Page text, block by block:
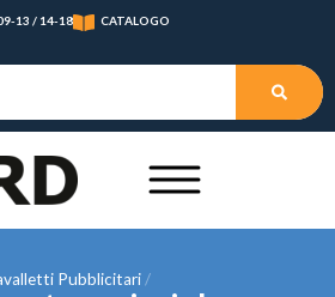
13 / 14-18 CATALOGO
Pubblicitari